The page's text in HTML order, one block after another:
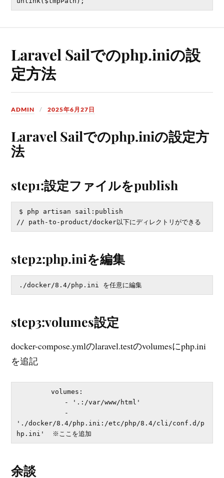
Laravel Sailでのphp.iniの設
定方法
ADMIN 2025年6月27日
Laravel Sailでのphp.iniの設定方
法
step1:設定ファイルをpublish
$ php artisan sail:publish
step2:php.iniを編集
./docker/8.4/php.ini を任意に編集
step3:volumes設定
docker-compose.ymlのlaravel.testのvolumesにphp.ini
を追記
        volumes:
'./docker/8.4/php.ini:/etc/php/8.4/cli/conf.d/p
余談